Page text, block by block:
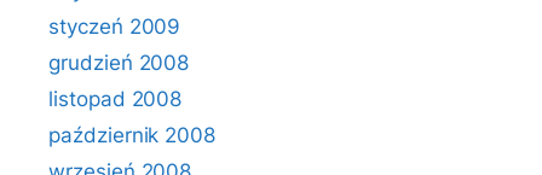
styczeń 2009
grudzień 2008
listopad 2008
październik 2008